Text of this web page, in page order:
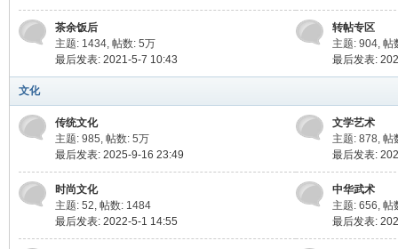
茶余饭后
主题: 1434, 帖数: 5万
最后发表: 2021-5-7 10:43
转帖专区
主题: 904, 帖
最后发表:
文化
传统文化
主题: 985, 帖数: 5万
最后发表: 2025-9-16 23:49
文学艺术
主题: 878, 帖
最后发表:
时尚文化
主题: 52, 帖数: 1484
最后发表: 2022-5-1 14:55
中华武术
主题: 656, 帖
最后发表: